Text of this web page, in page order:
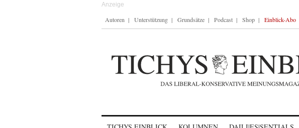
Autoren Unterstützung Grundsätze Podcast Shop Einblick-Abo